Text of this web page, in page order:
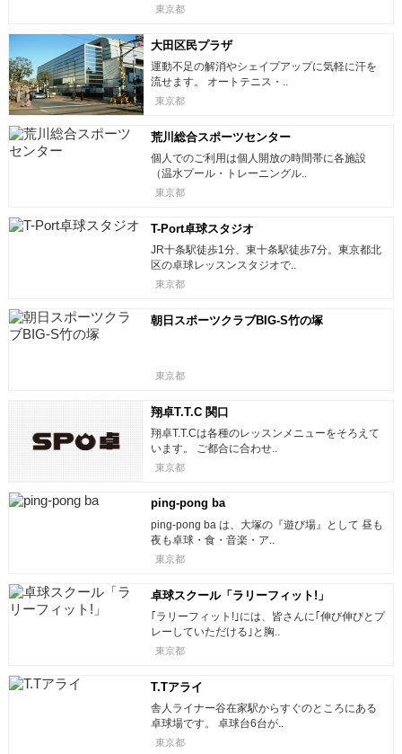
東京都
大田区民プラザ
運動不足の解消やシェイプアップに気軽に汗を
流せます。 オートテニス・..
東京都
荒川総合スポーツセンター
個人でのご利用は個人開放の時間帯に各施設
（温水プール・トレーニングル..
東京都
T-Port卓球スタジオ
JR十条駅徒歩1分、東十条駅徒歩7分。東京都北
区の卓球レッスンスタジオで..
東京都
朝日スポーツクラブBIG-S竹の塚
東京都
翔卓T.T.C 関口
翔卓T.T.Cは各種のレッスンメニューをそろえて
います。 ご都合に合わせ..
東京都
ping-pong ba
ping-pong ba は、大塚の『遊び場』として 昼も
夜も卓球・食・音楽・ア..
東京都
卓球スクール「ラリーフィット!」
｢ラリーフィット!｣には、皆さんに｢伸び伸びとプ
レーしていただける｣と胸..
東京都
T.Tアライ
舎人ライナー谷在家駅からすぐのところにある
卓球場です。 卓球台6台が..
東京都